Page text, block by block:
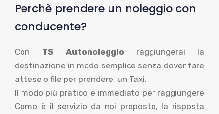
Perchè prendere un noleggio con
conducente?
Con TS Autonoleggio raggiungerai la
destinazione in modo semplice senza dover fare
attese o file per prendere un Taxi.
Il modo più pratico e immediato per raggiungere
Como è il servizio da noi proposto, la risposta